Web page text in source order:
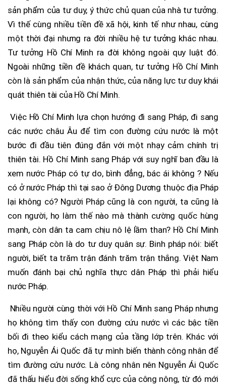
sản phẩm của tư duy, ý thức chủ quan của nhà tư tưởng.
Vì thế cùng nhiều tiền đề xã hội, kinh tế như nhau, cùng
một thời đại nhưng ra đời nhiều hệ tư tưởng khác nhau.
Tư tưởng Hồ Chí Minh ra đời không ngoài quy luật đó.
Ngoài những tiền đề khách quan, tư tưởng Hồ Chí Minh
còn là sản phẩm của nhận thức, của năng lực tư duy khái
quát thiên tài của Hồ Chí Minh.
Việc Hồ Chí Minh lựa chọn hướng đi sang Pháp, đi sang
các nước châu Âu để tìm con đường cứu nước là một
bước đi đầu tiên đúng đắn với một nhạy cảm chính trị
thiên tài. Hồ Chí Minh sang Pháp với suy nghĩ ban đầu là
xem nước Pháp có tự do, bình đẳng, bác ái không ? Nếu
có ở nước Pháp thì tại sao ở Đông Dương thuộc địa Pháp
lại không có? Người Pháp cũng là con người, ta cũng là
con người, họ làm thế nào mà thành cường quốc hùng
mạnh, còn dân ta cam chịu nô lệ lầm than? Hồ Chí Minh
sang Pháp còn là do tư duy quân sự. Binh pháp nói: biết
người, biết ta trăm trận đánh trăm trận thắng. Việt Nam
muốn đánh bại chủ nghĩa thực dân Pháp thì phải hiểu
nước Pháp.
Nhiều người cùng thời với Hồ Chí Minh sang Pháp nhưng
họ không tìm thấy con đường cứu nước vì các bậc tiền
bối đi theo kiểu cách mạng của tầng lớp trên. Khác với
họ, Nguyễn Ái Quốc đã tự mình biến thành công nhân để
tìm đường cứu nước. Là công nhân nên Nguyễn Ái Quốc
đã thấu hiểu đời sống khổ cực của công nông, từ đó mới